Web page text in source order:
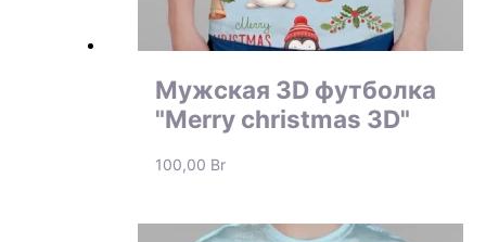
Мужская 3D футболка
"Merry christmas 3D"
100,00 Br